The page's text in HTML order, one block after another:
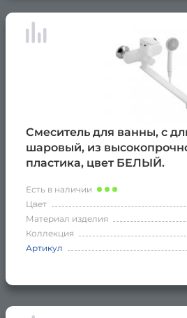
Смеситель для ванны, с
шаровый, из
пластика, цвет БЕЛЫЙ.
Есть в наличии
Цвет
Материал изделия
Коллекция
Артикул